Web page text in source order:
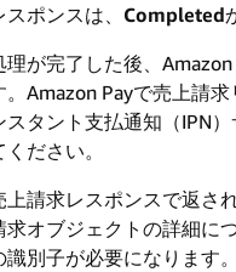
スポンスは、 Completed
理が完了した後、
。Amazon Payで売上請
スタント支払通知（IPN
ください。
上請求レスポンスで返さ
求オブジェクトの詳細に
識別子が必要になります